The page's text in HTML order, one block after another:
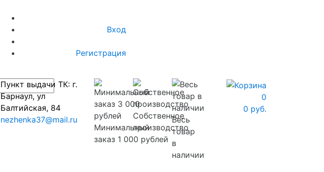
Вход
Регистрация
Пункт выдачи ТК: г.
Барнаул, ул
Балтийская, 84
nezhenka37@mail.ru
Минимальный
заказ 1 000 рублей
Собственное
производство
Весь
товар
в
наличии
0
0 руб.